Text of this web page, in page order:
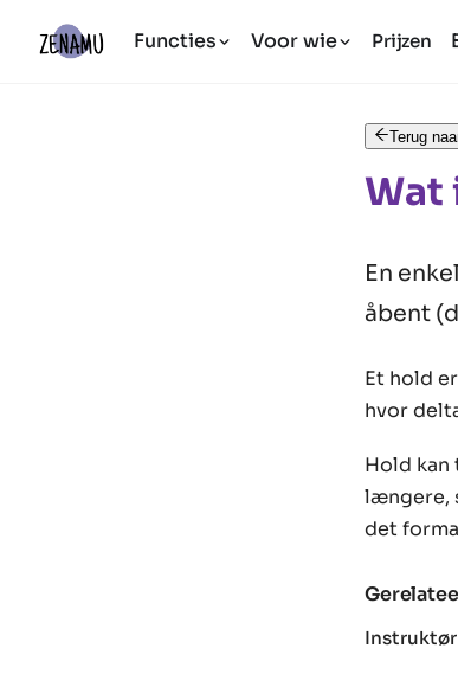
Functies Voor wie Prijzen
Terug
Wat
En
åbent
Et hold
hvor
Hold
længere,
det
Instruktør